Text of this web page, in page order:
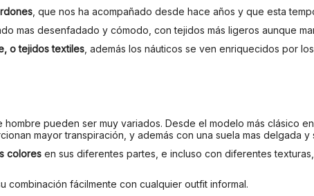
, que nos ha acompañado desde hace años y que esta
mas desenfadado y cómodo, con tejidos más ligeros aunque
o tejidos textiles, además los náuticos se ven enriquecidos por
pueden ser muy variados. Desde el modelo más clásico
mayor transpiración, y además con una suela mas delgada y
colores en sus diferentes partes, e incluso con diferentes
combinación fácilmente con cualquier outfit informal.